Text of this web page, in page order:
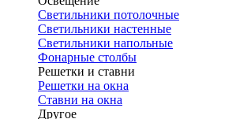
Светильники потолочные
Светильники настенные
Светильники напольные
Фонарные столбы
Решетки и ставни
Решетки на окна
Ставни на окна
Другое